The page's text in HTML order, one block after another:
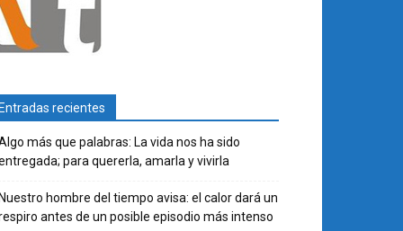
recientes
más que palabras: La vida nos ha sido
para quererla, amarla y vivirla
hombre del tiempo avisa: el calor dará un
antes de un posible episodio más intenso